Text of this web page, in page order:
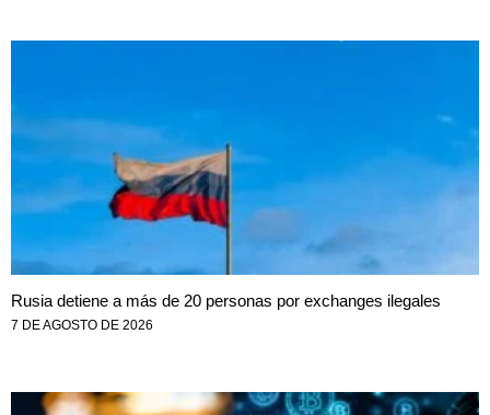
Rusia detiene a más de 20 personas por exchanges ilegales
7 DE AGOSTO DE 2026